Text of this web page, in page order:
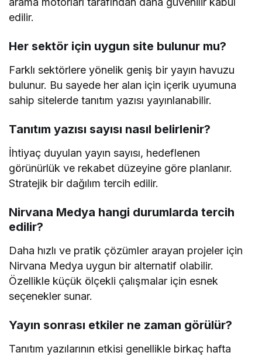
edilir.
Her sektör için uygun site bulunur mu?
Farklı sektörlere yönelik geniş bir yayın havuzu
bulunur. Bu sayede her alan için içerik uyumuna
sahip sitelerde tanıtım yazısı yayınlanabilir.
Tanıtım yazısı sayısı nasıl belirlenir?
İhtiyaç duyulan yayın sayısı, hedeflenen
görünürlük ve rekabet düzeyine göre planlanır.
Stratejik bir dağılım tercih edilir.
Nirvana Medya hangi durumlarda tercih
edilir?
Daha hızlı ve pratik çözümler arayan projeler için
Nirvana Medya uygun bir alternatif olabilir.
Özellikle küçük ölçekli çalışmalar için esnek
seçenekler sunar.
Yayın sonrası etkiler ne zaman görülür?
Tanıtım yazılarının etkisi genellikle birkaç hafta